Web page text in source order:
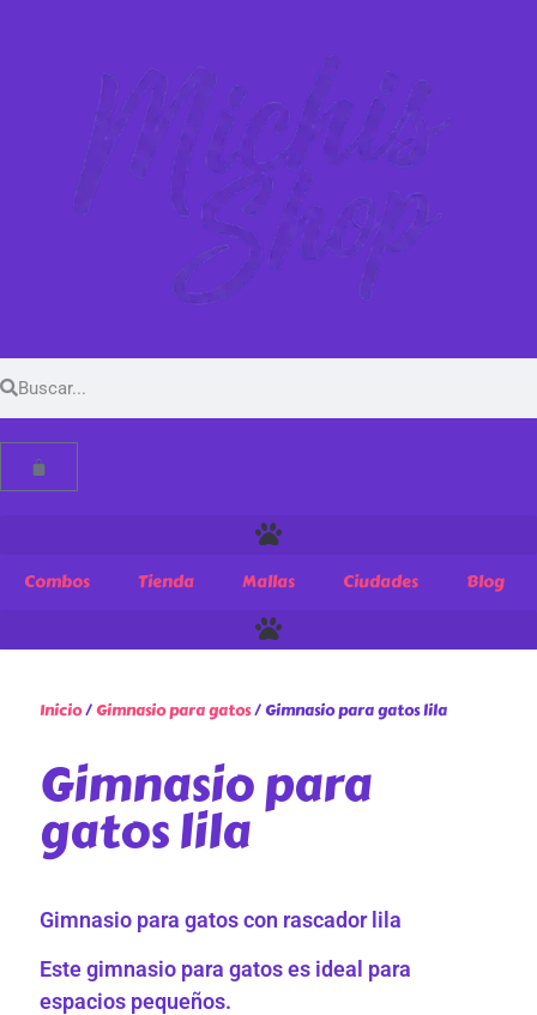
Combos Tienda Mallas Ciudades Blog
Inicio/Gimnasio para gatos/ Gimnasio para gatos lila
Gimnasio para
gatos lila
Gimnasio para gatos con rascador lila
Este gimnasio para gatos es ideal para
espacios pequeños.